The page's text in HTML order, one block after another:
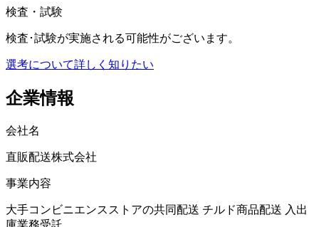
検査・試験
検査･試験が実施される可能性がございます。
選考について詳しく知りたい
企業情報
会社名
直販配送株式会社
事業内容
大手コンビニエンスストアの共同配送 チルド商品配送 入出
庫業務受託